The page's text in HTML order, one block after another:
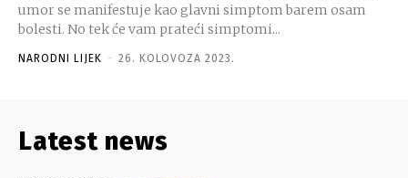
umor se manifestuje kao glavni simptom barem osam
bolesti. No tek će vam prateći simptomi...
NARODNI LIJEK - 26. KOLOVOZA 2023.
Latest news